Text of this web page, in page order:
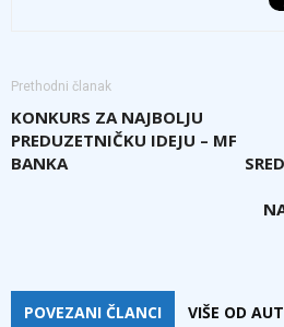
Prethodni članak
KONKURS ZA NAJBOLJU
PREDUZETNIČKU IDEJU – MF
BANKA
POVEZANI ČLANCI VIŠE OD